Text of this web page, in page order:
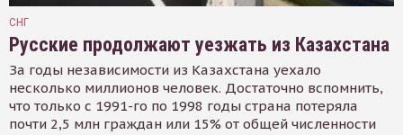
СНГ
Русские продолжают уезжать из Казахстана
За годы независимости из Казахстана уехало
несколько миллионов человек. Достаточно вспомнить,
что только с 1991-го по 1998 годы страна потеряла
почти 2,5 млн граждан или 15% от общей численности